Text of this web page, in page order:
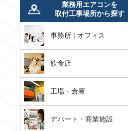
業務用エアコンを
取付工事場所から探す
事務所 | オフィス
飲食店
工場・倉庫
デパート・商業施設